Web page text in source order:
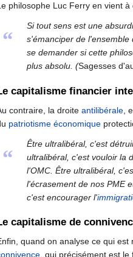
philosophe Luc Ferry en vient
“
Si tout sens est une
s'émanciper de
se demander si cette
plus absolu. (Sagesses
capitalisme financier
contraire, la droite antilibérale ,
patriotisme économique
“
Être ultralibéral, c'est
ultralibéral, c'est vouloir la
l'OMC. Être ultralibéral,
l'écrasement de nos PME
c'est encourager l'
capitalisme de
quand on analyse ce qui
, qui précisément est le